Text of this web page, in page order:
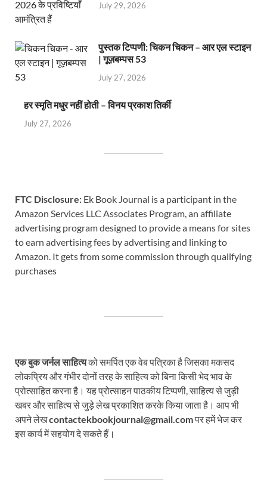
July 29, 2026
पुस्तक टिप्पणी: चिकन चिकन – आर एल स्टाइन
| गूज़बम्पस 53
July 27, 2026
हर स्मृति मधुर नहीं होती – विनय प्रकाश तिर्की
July 27, 2026
FTC Disclosure: Ek Book Journal is a participant in the
Amazon Services LLC Associates Program, an affiliate
advertising program designed to provide a means for sites
to earn advertising fees by advertising and linking to
Amazon. It gets from some commission through qualifying
purchases
एक बुक जर्नल साहित्यको समर्पित एक वेब पत्रिका है जिसका मकसद
लोकप्रिय और गंभीर दोनों तरह के साहित्य को बिना किसी भेद भाव के
प्रोत्साहित करना है। यह प्रोत्साहन पाठकीय टिप्पणी, साहित्य से जुड़ी
खबर और साहित्य से जुड़े लेख प्रकाशित करके किया जाता है। आप भी
अपने लेखcontactekbookjournal@gmail.comपर हमें भेज कर
इस कार्य में सहयोग दे सकते हैं।